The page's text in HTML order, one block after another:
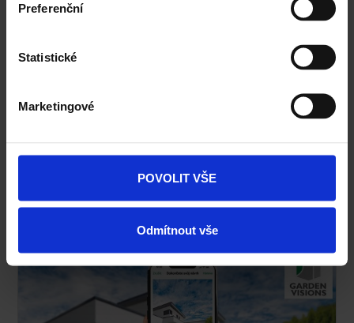
Preferenční
Statistické
Marketingové
POVOLIT VŠE
Odmítnout vše
Pokračujte na prodejní síť stavebnin, partnerů se vzorovou
Prohlédněte si dokumenty k dlažbám - ceníky, katalogy,
vzorové pokládky, technické listy a další.